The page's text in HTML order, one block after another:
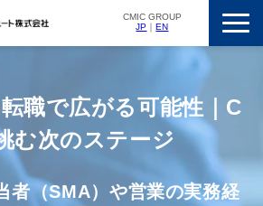
CMIC GROUP
JP ｜EN
私たちの強み
支援実績
ニュースリリース
会社概要
職で広がる可能性｜C
む次のステージ
者（SMA）や営業の実務経